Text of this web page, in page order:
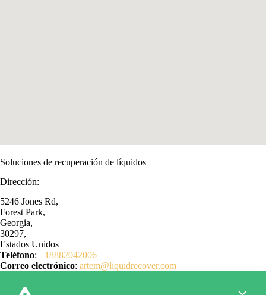
Soluciones de recuperación de líquidos
Dirección:
5246 Jones Rd,
Forest Park,
Georgia,
30297,
Estados Unidos
Teléfono: +18882042006
Correo electrónico: artem@liquidrecover.com